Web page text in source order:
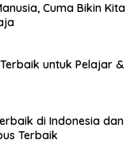
Cuma Bikin Kita
untuk Pelajar &
di Indonesia dan
Terbaik